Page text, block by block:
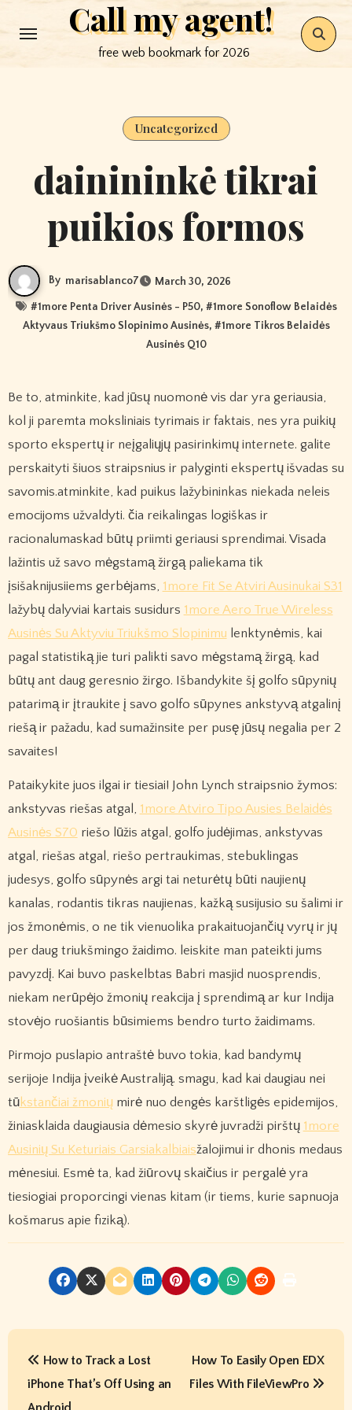
to
Call my agent!
free web bookmark for 2026
Uncategorized
dainininkė tikrai
puikios formos
By marisablanco7 March 30, 2026
#1more Penta Driver Ausinės - P50, #1more Sonoflow Belaidės
Aktyvaus Triukšmo Slopinimo Ausinės, #1more Tikros Belaidės
Ausinės Q10
Be to, atminkite, kad jūsų nuomonė vis dar yra geriausia,
kol ji paremta moksliniais tyrimais ir faktais, nes yra puikių
sporto ekspertų ir neįgaliųjų pasirinkimų internete. galite
perskaityti šiuos straipsnius ir palyginti ekspertų išvadas su
savomis.atminkite, kad puikus lažybininkas niekada neleis
emocijoms užvaldyti. čia reikalingas logiškas ir
racionalumaskad būtų priimti geriausi sprendimai. Visada
lažintis už savo mėgstamą žirgą paliekama tik
įsišaknijusiiems gerbėjams, 1more Fit Se Atviri Ausinukai S31
lažybų dalyviai kartais susidurs 1more Aero True Wireless
Ausinės Su Aktyviu Triukšmo Slopinimu lenktynėmis, kai
pagal statistiką jie turi palikti savo mėgstamą žirgą, kad
būtų ant daug geresnio žirgo. Išbandykite šį golfo sūpynių
patarimą ir įtraukite į savo golfo sūpynes ankstyvą atgalinį
riešą ir pažadu, kad sumažinsite per pusę jūsų negalia per 2
savaites!
Pataikykite juos ilgai ir tiesiai! John Lynch straipsnio žymos:
ankstyvas riešas atgal, 1more Atviro Tipo Ausies Belaidės
Ausinės S70 riešo lūžis atgal, golfo judėjimas, ankstyvas
atgal, riešas atgal, riešo pertraukimas, stebuklingas
judesys, golfo sūpynės argi tai neturėtų būti naujienų
kanalas, rodantis tikras naujienas, kažką susijusio su šalimi ir
jos žmonėmis, o ne tik vienuolika prakaituojančių vyrų ir jų
per daug triukšmingo žaidimo. leiskite man pateikti jums
pavyzdį. Kai buvo paskelbtas Babri masjid nuosprendis,
niekam nerūpėjo žmonių reakcija į sprendimą ar kur Indija
stovėjo ruošiantis būsimiems bendro turto žaidimams.
Pirmojo puslapio antraštė buvo tokia, kad bandymų
serijoje Indija įveikė Australiją. smagu, kad kai daugiau nei
tūkstančiai žmoniųmirė nuo dengės karštligės epidemijos,
žiniasklaida daugiausia dėmesio skyrė juvradži pirštų 1more
Ausinių Su Keturiais Garsiakalbiaisžalojimui ir dhonis medaus
mėnesiui. Esmė ta, kad žiūrovų skaičius ir pergalė yra
tiesiogiai proporcingi vienas kitam (ir tiems, kurie sapnuoja
košmarus apie fiziką).
P
How to Track a Lost
iPhone That’s Off Using an
How To Easily Open EDX
Files With FileViewPro